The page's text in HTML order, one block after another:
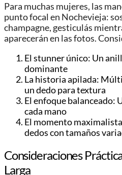
Para muchas mujeres, las
punto focal en Nochevieja:
champagne, gesticulás
aparecerán en las fotos.
El stunner único: Un
dominante
La historia apilada:
un dedo para textura
El enfoque balanceado:
cada mano
El momento
dedos con tamaños
Consideraciones
Larga